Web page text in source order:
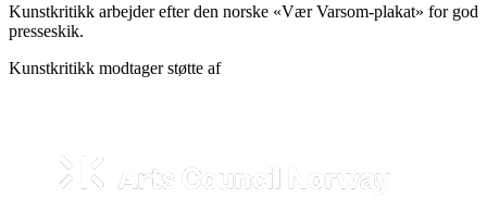
Kunstkritikk arbejder efter den norske «Vær Varsom-plakat» for god
presseskik.
Kunstkritikk modtager støtte af